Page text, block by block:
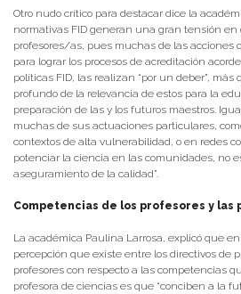
Otro nudo crítico para destacar dice la
normativas FID generan una gran tensión
profesores/as, pues muchas de las acciones
para lograr los procesos de acreditación
políticas FID, las realizan “por un deber”,
profundo de la relevancia de estos para la
preparación de las y los futuros maestros.
muchas de sus actuaciones particulares,
contextos de alta vulnerabilidad, o en redes
potenciar la ciencia en las comunidades, no
aseguramiento de la calidad”.
Competencias de los profesores y
La académica Paulina Larrosa, explicó que
percepción que existe entre los directivos de
profesores con respecto a las competencias
profesora de ciencias es que “conciben a la